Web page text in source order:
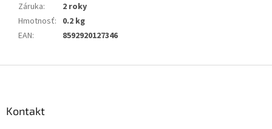
Záruka:
2 roky
Hmotnosť: 0.2 kg
EAN: 8592920127346
Kontakt